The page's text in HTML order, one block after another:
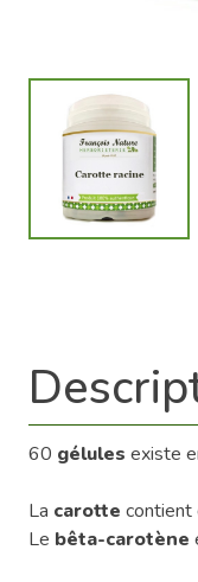
60 gélules existe
La carotte contient
Le bêta-carotène